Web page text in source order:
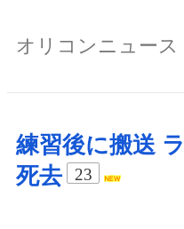
オリコンニュース
練習後に搬送
死去
23